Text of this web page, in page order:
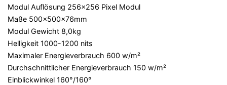
Modul Auflösung 256×256 Pixel Modul
Maße 500x500x76mm
Modul Gewicht 8,0kg
Helligkeit 1000-1200 nits
Maximaler Energieverbrauch 600 w/m²
Durchschnittlicher Energieverbrauch 150 w/m²
Einblickwinkel 160°/160°